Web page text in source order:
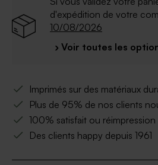
d'expédition de votre
10/08/2026
› Voir toutes les
Imprimés sur des matériaux
Plus de 95% de nos clients
100% satisfait ou réimpression
Des clients happy depuis 1961